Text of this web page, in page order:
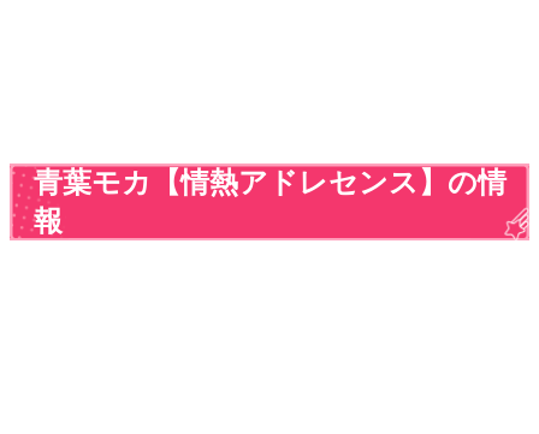
青葉モカ【情熱アドレセンス】の情
報